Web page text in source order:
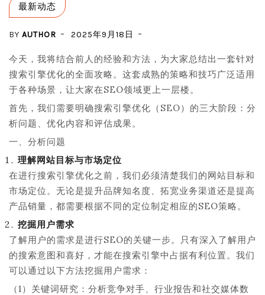
最新动态
BY AUTHOR 2025年9月18日
今天，我将结合前人的经验和方法，为大家总结出一套针对
搜索引擎优化的全面攻略。这套成熟的策略和技巧广泛适用
于各种场景，让大家在SEO领域更上一层楼。
首先，我们需要明确搜索引擎优化（SEO）的三大阶段：分
析问题、优化内容和评估成果。
一、分析问题
理解网站目标与市场定位
在进行搜索引擎优化之前，我们必须清楚我们的网站目标和
市场定位。无论是提升品牌知名度、拓宽业务渠道还是提高
产品销量，都需要根据不同的定位制定相应的SEO策略。
挖掘用户需求
了解用户的需求是进行SEO的关键一步。只有深入了解用户
的搜索意图和喜好，才能在搜索引擎中占据有利位置。我们
可以通过以下方法挖掘用户需求：
（1）关键词研究：分析竞争对手、行业报告和社交媒体数